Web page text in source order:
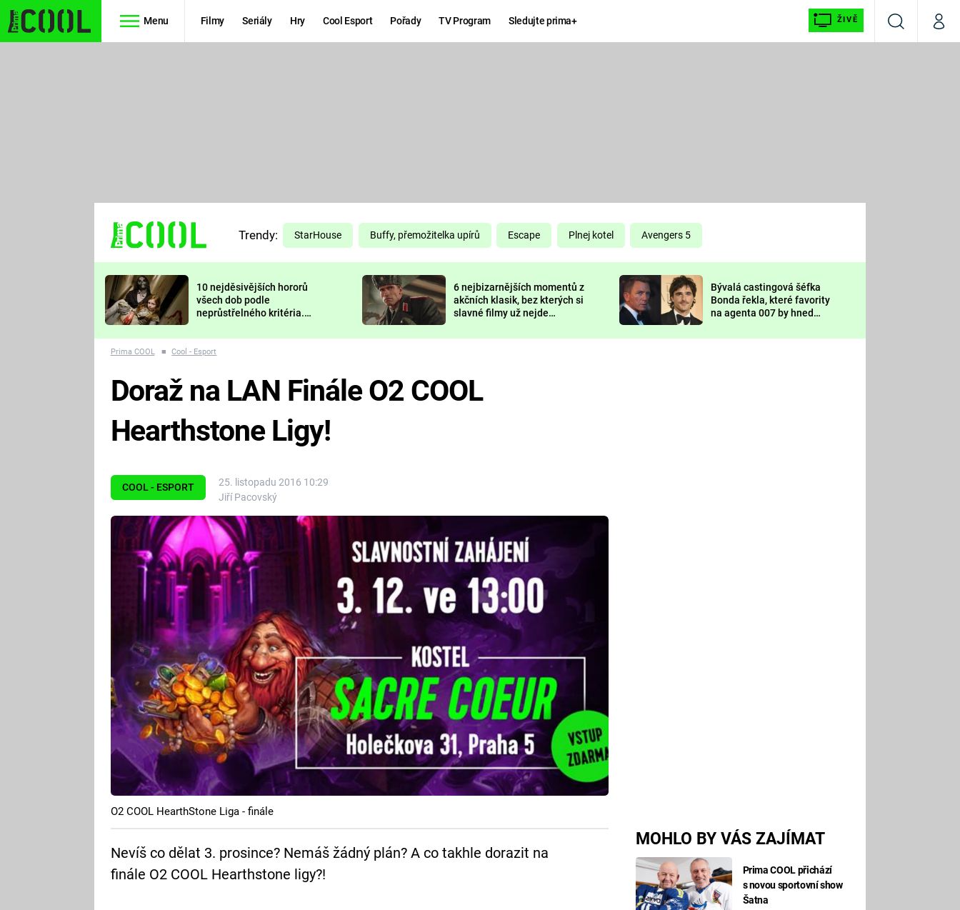
Menu Filmy Seriály Hry Cool Esport Pořady TV Program Sledujte prima+ ŽIVĚ
VyhledáváníMůj
TŘESKU
FUTURAMA
PREDÁTOR
DELIVERANCE
KOMEDIE
CHUCK
NORRIS
DEADPOOL
Prima LAJK
Sledujte nás
Trendy: StarHouse Buffy, přemožitelka upírů Escape Plnej kotel Avengers 5
10 nejděsivějších hororů
všech dob podle
neprůstřelného kritéria.
nejvíc zvednou tep?
6 nejbizarnějších momentů z
akčních klasik, bez kterých si
slavné filmy už nejde
Bývalá castingová šéfka
Bonda řekla, které favority
na agenta 007 by hned
Prima COOL ■ Cool - Esport
COOL - ESPORT
25. listopadu 2016 10:29
Jiří Pacovský
MOHLO BY VÁS ZAJÍMAT
Prima COOL přichází
s novou sportovní show
Šatna
Doraž na LAN Finále O2 COOL
Hearthstone Ligy!
O2 COOL HearthStone Liga - finále
Nevíš co dělat 3. prosince? Nemáš žádný plán? A co takhle dorazit na
finále O2 COOL Hearthstone ligy?!